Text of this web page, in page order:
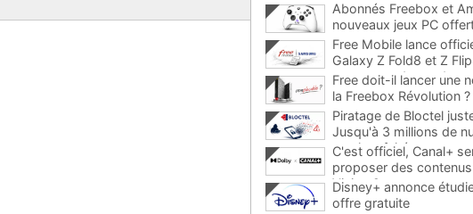
Abonnés Freebox et
nouveaux jeux PC
Free Mobile lance
Galaxy Z Fold8 et Z
promos et des
Free doit-il lancer une
la Freebox Révolution ?
Piratage de Bloctel
Jusqu'à 3 millions de
auraient fuité
C'est officiel, Canal+
proposer des
Vision 2
Disney+ annonce
offre gratuite